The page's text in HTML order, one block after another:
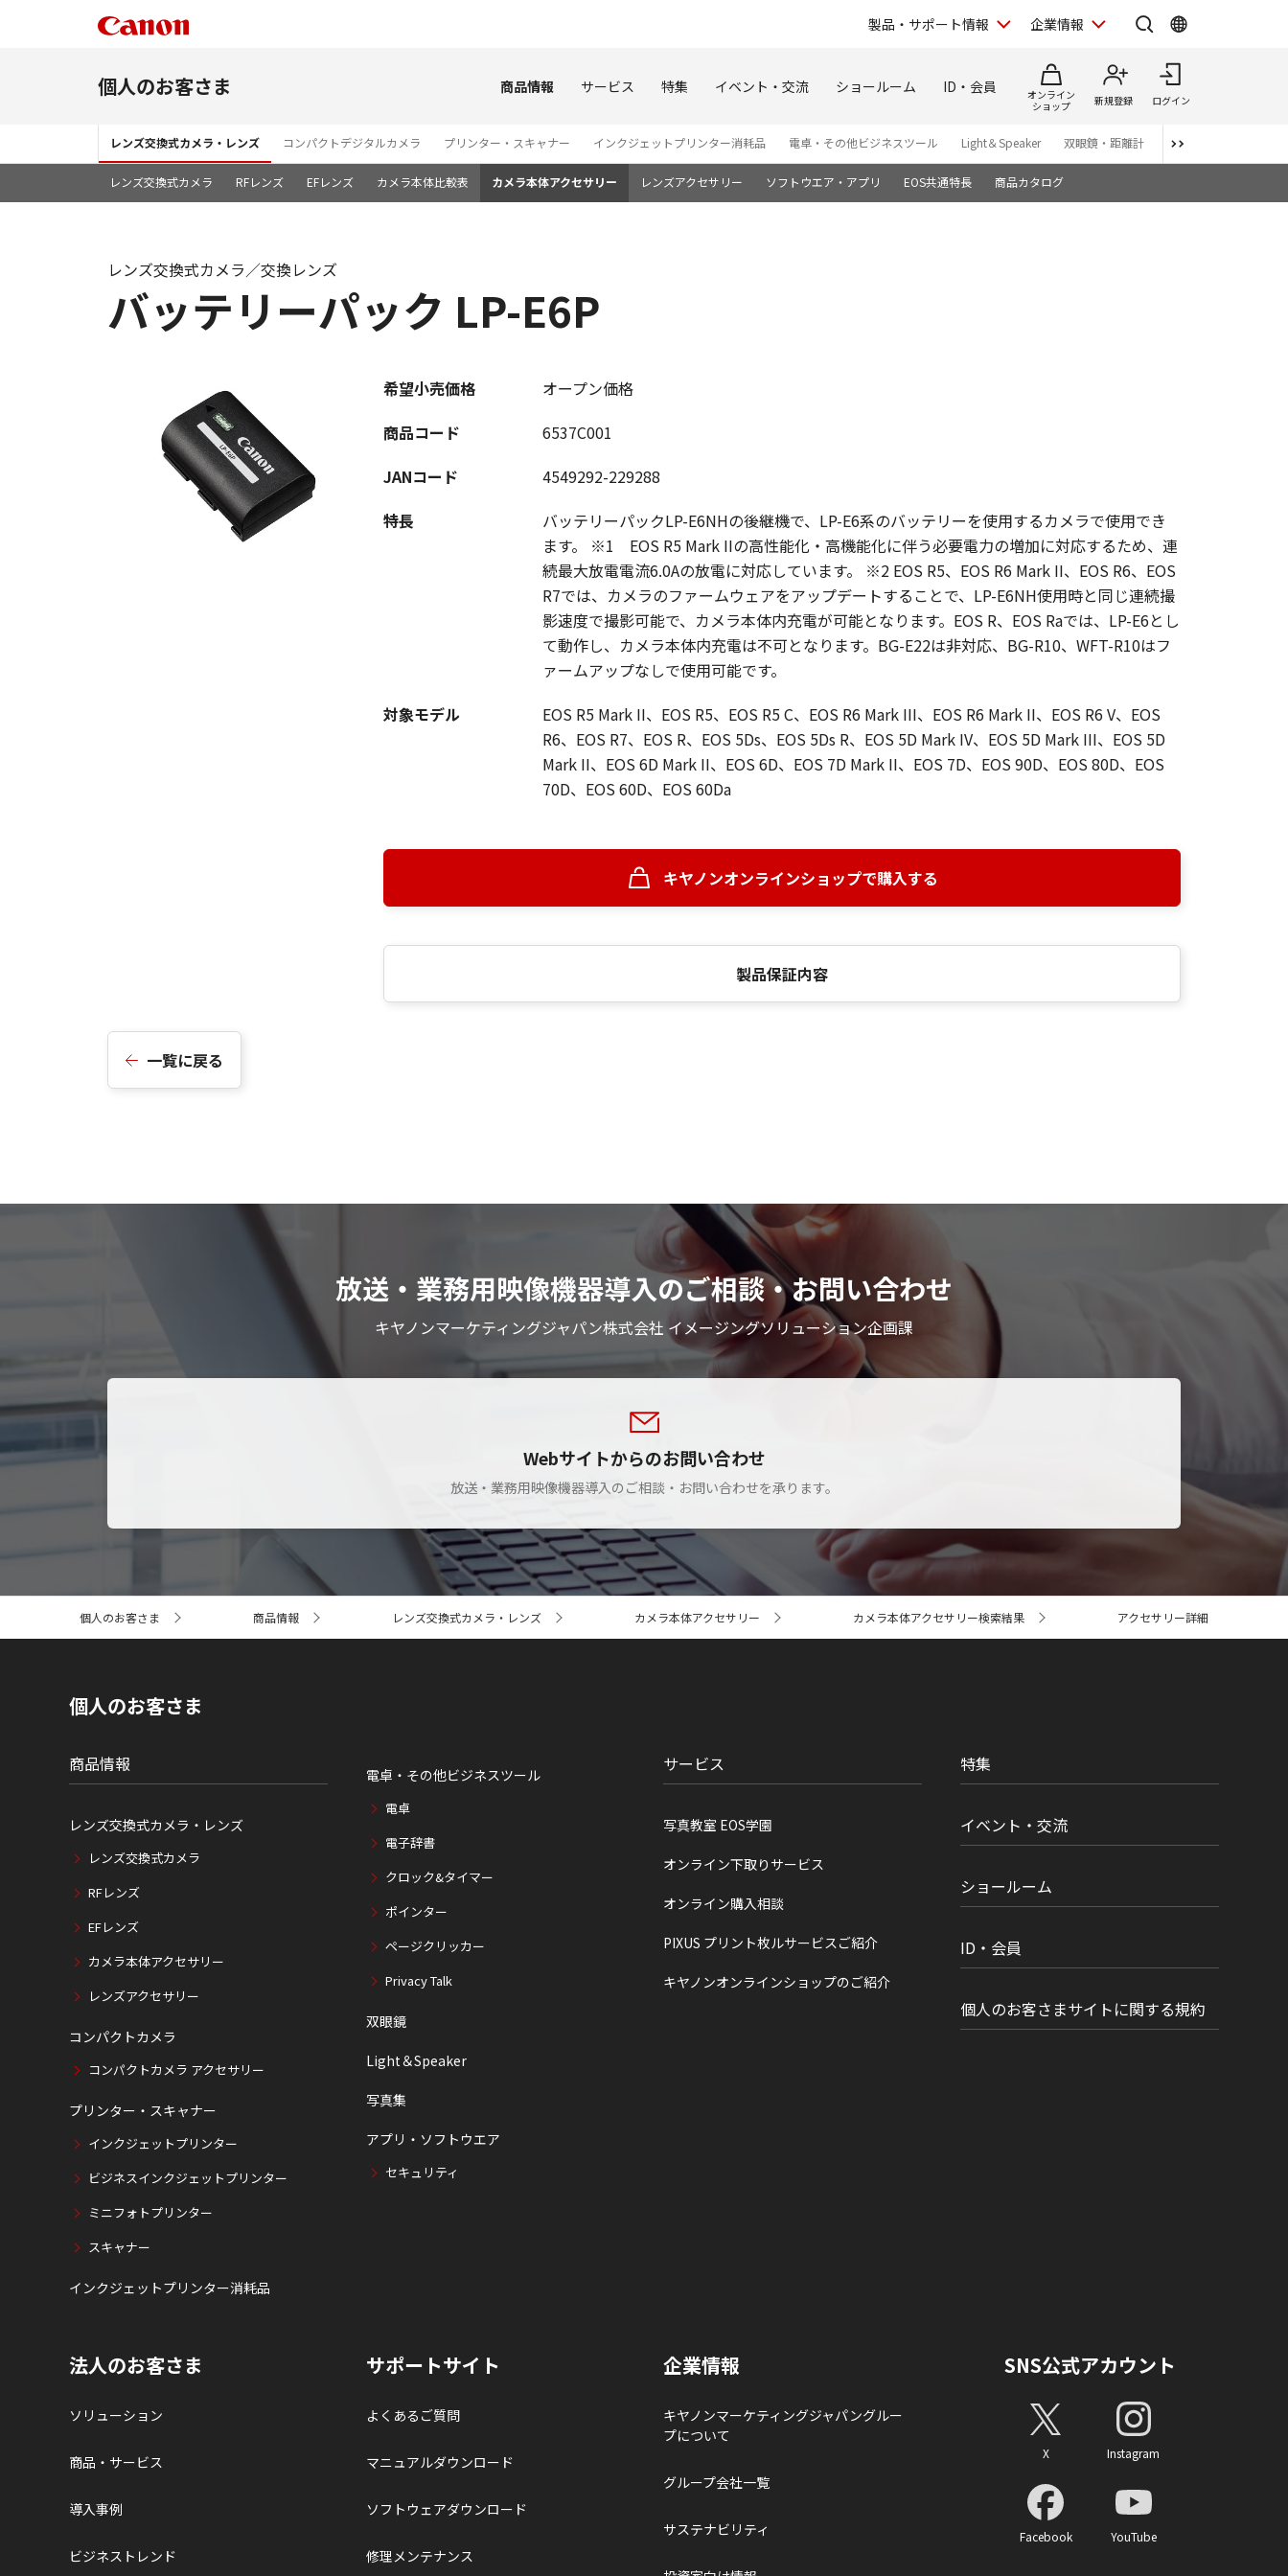
製品・サポート情報 企業情報
個人のお客さま 商品情報 サービス 特集 イベント・交流 ショールーム ID・会員
オンライン
ショップ
新規登録 ログイン
レンズ交換式カメラ・レンズ コンパクトデジタルカメラ プリンター・スキャナー インクジェットプリンター消耗品 電卓・その他ビジネスツール Light＆Speaker 双眼鏡・距離計 写真集
レンズ交換式カメラ RFレンズ EFレンズ カメラ本体比較表 カメラ本体アクセサリー レンズアクセサリー ソフトウエア・アプリ EOS共通特長 商品カタログ
バッテリーパック LP-E6P
レンズ交換式カメラ／交換レンズ
希望小売価格
オープン価格
商品コード
6537C001
JANコード
4549292-229288
特長
バッテリーパックLP-E6NHの後継機で、LP-E6系のバッテリーを使用するカメラで使用でき
ます。 ※1 EOS R5 Mark IIの高性能化・高機能化に伴う必要電力の増加に対応するため、連
続最大放電電流6.0Aの放電に対応しています。 ※2 EOS R5、EOS R6 Mark II、EOS R6、EOS
R7では、カメラのファームウェアをアップデートすることで、LP-E6NH使用時と同じ連続撮
影速度で撮影可能で、カメラ本体内充電が可能となります。EOS R、EOS Raでは、LP-E6とし
て動作し、カメラ本体内充電は不可となります。BG-E22は非対応、BG-R10、WFT-R10はフ
ァームアップなしで使用可能です。
対象モデル
EOS R5 Mark II、EOS R5、EOS R5 C、EOS R6 Mark III、EOS R6 Mark II、EOS R6 V、EOS
R6、EOS R7、EOS R、EOS 5Ds、EOS 5Ds R、EOS 5D Mark IV、EOS 5D Mark III、EOS 5D
Mark II、EOS 6D Mark II、EOS 6D、EOS 7D Mark II、EOS 7D、EOS 90D、EOS 80D、EOS
70D、EOS 60D、EOS 60Da
キヤノンオンラインショップで購入する
製品保証内容
一覧に戻る
放送・業務用映像機器導入のご相談・お問い合わせ
キヤノンマーケティングジャパン株式会社 イメージングソリューション企画課
Webサイトからのお問い合わせ
放送・業務用映像機器導入のご相談・お問い合わせを承ります。
ト
個人のお客さま 商品情報 レンズ交換式カメラ・レンズ カメラ本体アクセサリー カメラ本体アクセサリー検索結果 アクセサリー詳細
個人のお客さま
商品情報
レンズ交換式カメラ・レンズ
レンズ交換式カメラ
RFレンズ
EFレンズ
カメラ本体アクセサリー
レンズアクセサリー
コンパクトカメラ
コンパクトカメラ アクセサリー
プリンター・スキャナー
インクジェットプリンター
ビジネスインクジェットプリンター
ミニフォトプリンター
スキャナー
インクジェットプリンター消耗品
電卓・その他ビジネスツール
電卓
電子辞書
クロック&タイマー
ポインター
ページクリッカー
Privacy Talk
双眼鏡
Light＆Speaker
写真集
アプリ・ソフトウエア
セキュリティ
サービス
写真教室 EOS学園
オンライン下取りサービス
オンライン購入相談
PIXUS プリント枚ルサービスご紹介
キヤノンオンラインショップのご紹介
特集
イベント・交流
ショールーム
ID・会員
個人のお客さまサイトに関する規約
法人のお客さま
ソリューション
商品・サービス
導入事例
ビジネストレンド
サポートサイト
よくあるご質問
マニュアルダウンロード
ソフトウェアダウンロード
修理メンテナンス
企業情報
キヤノンマーケティングジャパングルー
プについて
グループ会社一覧
サステナビリティ
SNS公式アカウント
X Instagram
Facebook YouTube